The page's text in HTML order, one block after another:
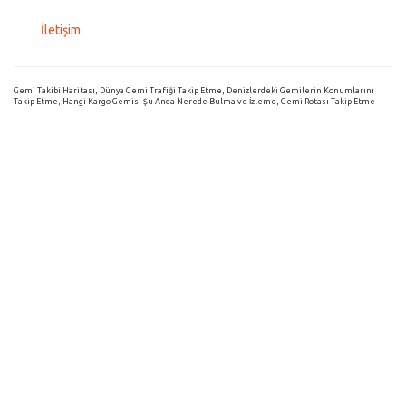
İletişim
Gemi Takibi Haritası, Dünya Gemi Trafiği Takip Etme, Denizlerdeki Gemilerin Konumlarını
Takip Etme, Hangi Kargo Gemisi Şu Anda Nerede Bulma ve İzleme, Gemi Rotası Takip Etme